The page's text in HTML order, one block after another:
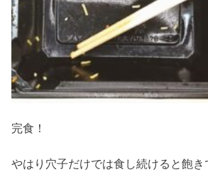
完食！
やはり穴子だけでは食し続けると飽